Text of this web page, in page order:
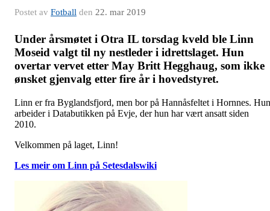
Postet av Fotball den 22. mar 2019
Under årsmøtet i Otra IL torsdag kveld ble Linn
Moseid valgt til ny nestleder i idrettslaget. Hun
overtar vervet etter May Britt Hegghaug, som ikke
ønsket gjenvalg etter fire år i hovedstyret.
Linn er fra Byglandsfjord, men bor på Hannåsfeltet i Hornnes. Hun
arbeider i Databutikken på Evje, der hun har vært ansatt siden
2010.
Velkommen på laget, Linn!
Les meir om Linn på Setesdalswiki